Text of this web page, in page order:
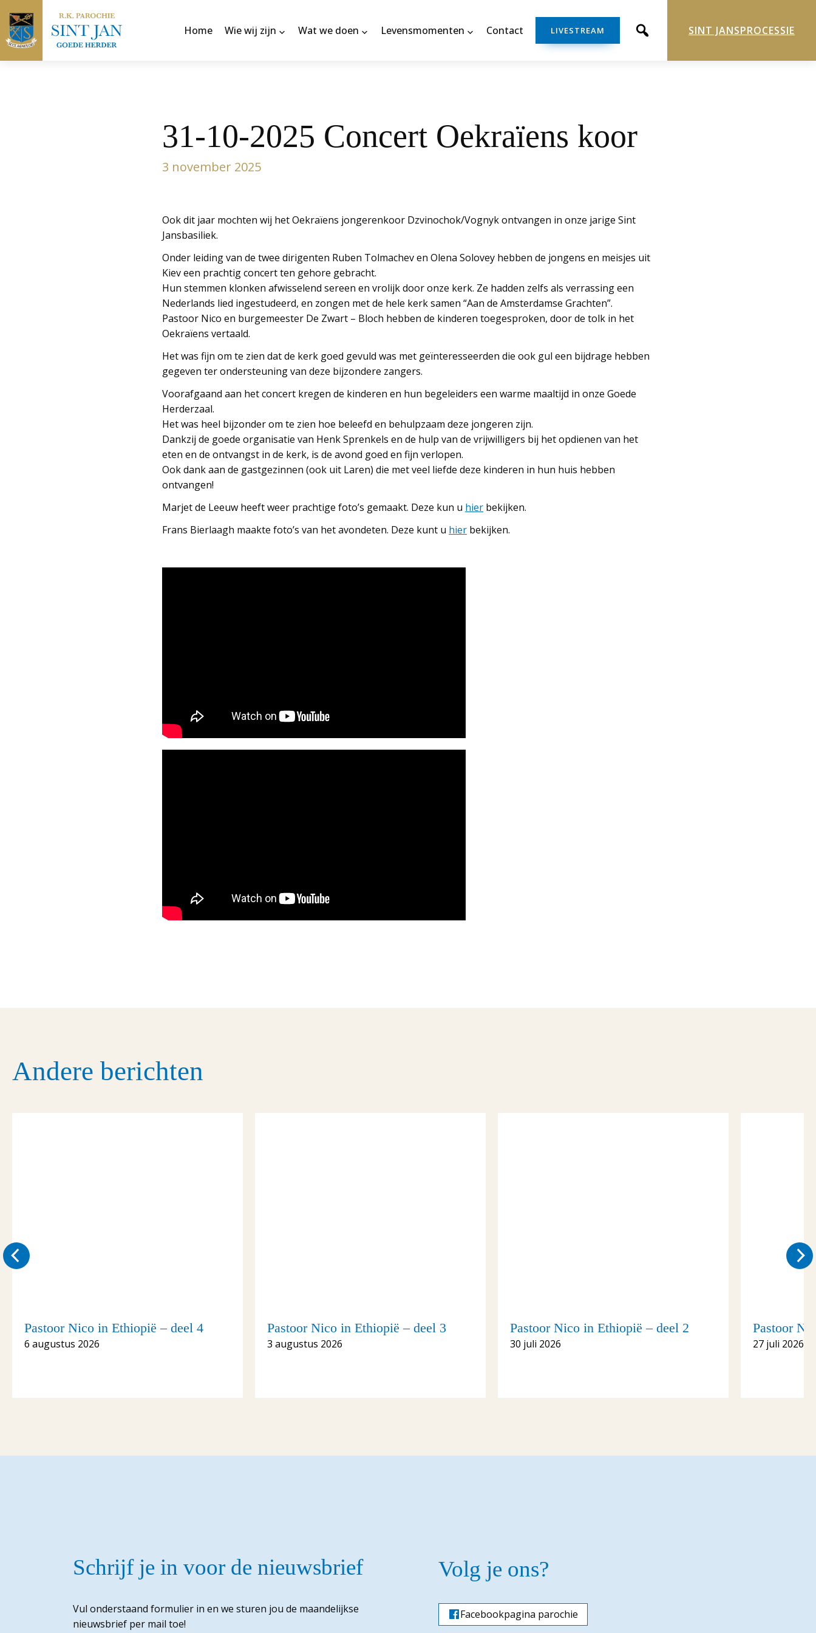
Home Wie wij zijn Wat we doen Levensmomenten Contact LIVESTREAM SINT JANSPROCESSIE
31-10-2025 Concert Oekraïens koor
3 november 2025
Ook dit jaar mochten wij het Oekraïens jongerenkoor Dzvinochok/Vognyk ontvangen in onze jarige Sint
Jansbasiliek.
Onder leiding van de twee dirigenten Ruben Tolmachev en Olena Solovey hebben de jongens en meisjes uit
Kiev een prachtig concert ten gehore gebracht.
Hun stemmen klonken afwisselend sereen en vrolijk door onze kerk. Ze hadden zelfs als verrassing een
Nederlands lied ingestudeerd, en zongen met de hele kerk samen “Aan de Amsterdamse Grachten”.
Pastoor Nico en burgemeester De Zwart – Bloch hebben de kinderen toegesproken, door de tolk in het
Oekraïens vertaald.
Het was fijn om te zien dat de kerk goed gevuld was met geïnteresseerden die ook gul een bijdrage hebben
gegeven ter ondersteuning van deze bijzondere zangers.
Voorafgaand aan het concert kregen de kinderen en hun begeleiders een warme maaltijd in onze Goede
Herderzaal.
Het was heel bijzonder om te zien hoe beleefd en behulpzaam deze jongeren zijn.
Dankzij de goede organisatie van Henk Sprenkels en de hulp van de vrijwilligers bij het opdienen van het
eten en de ontvangst in de kerk, is de avond goed en fijn verlopen.
Ook dank aan de gastgezinnen (ook uit Laren) die met veel liefde deze kinderen in hun huis hebben
ontvangen!
Marjet de Leeuw heeft weer prachtige foto’s gemaakt. Deze kun u hier bekijken.
Frans Bierlaagh maakte foto’s van het avondeten. Deze kunt u hier bekijken.
Andere berichten
Pastoor Nico in Ethiopië – deel 4
6 augustus 2026
Pastoor Nico in Ethiopië – deel 3
3 augustus 2026
Pastoor Nico in Ethiopië – deel 2
30 juli 2026
Pastoor
27 juli 2026
Schrijf je in voor de nieuwsbrief
Vul onderstaand formulier in en we sturen jou de maandelijkse
nieuwsbrief per mail toe!
Volg je ons?
Facebookpagina parochie